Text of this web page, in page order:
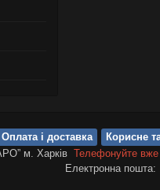
Оплата і доставка
Корисне
м. Харків Телефонуйте